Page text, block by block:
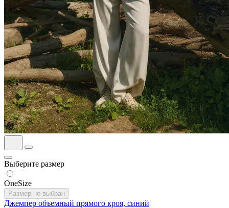
Выберите размер
OneSize
Размер не выбран
Джемпер объемный прямого кроя, синий